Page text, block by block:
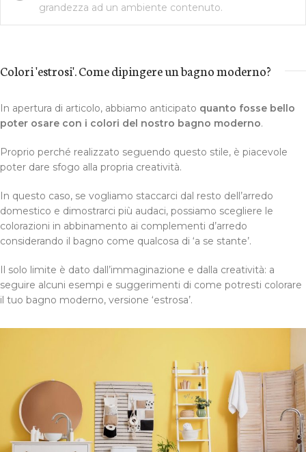
grandezza ad un ambiente contenuto.
Colori 'estrosi'. Come dipingere un bagno moderno?
In apertura di articolo, abbiamo anticipato quanto fosse bello
poter osare con i colori del nostro bagno moderno.
Proprio perché realizzato seguendo questo stile, è piacevole
poter dare sfogo alla propria creatività.
In questo caso, se vogliamo staccarci dal resto dell’arredo
domestico e dimostrarci più audaci, possiamo scegliere le
colorazioni in abbinamento ai complementi d’arredo
considerando il bagno come qualcosa di ‘a se stante’.
Il solo limite è dato dall’immaginazione e dalla creatività: a
seguire alcuni esempi e suggerimenti di come potresti colorare
il tuo bagno moderno, versione ‘estrosa’.